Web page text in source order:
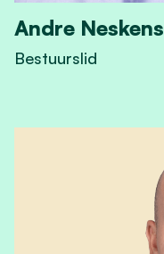
Andre Neskens
Bestuurslid